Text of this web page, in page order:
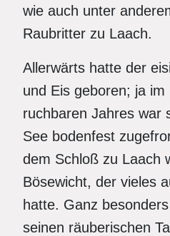
wie auch unter
Raubritter zu Laach.
Allerwärts hatte der
und Eis geboren; ja im
ruchbaren Jahres war
See bodenfest
dem Schloß zu Laach
Bösewicht, der vieles
hatte. Ganz
seinen räuberischen